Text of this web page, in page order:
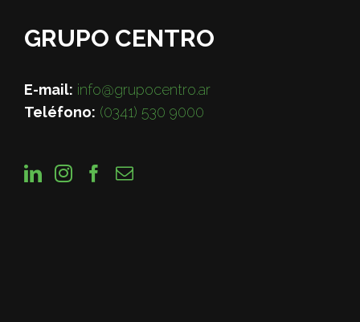
GRUPO CENTRO
E-mail: info@grupocentro.ar
Teléfono: (0341) 530 9000